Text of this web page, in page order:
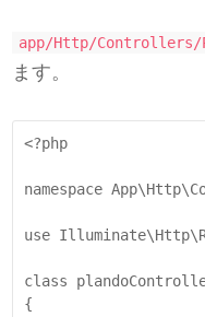
app/Http/Controllers/
ます。
<?php
namespace
use
class
{